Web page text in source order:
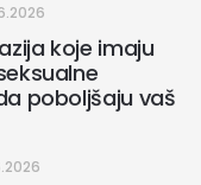
koje imaju
poboljšaju vaš